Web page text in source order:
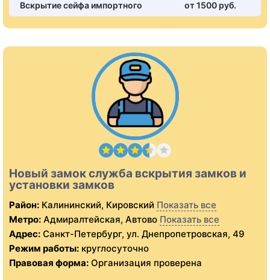
Вскрытие сейфа импортного от 1500 pуб.
Новый замок служба вскрытия замков и
установки замков
Район: Калининский, Кировский Показать все
Метро: Адмиралтейская, Автово Показать все
Адрес: Санкт-Петербург, ул. Днепропетровская, 49
Режим работы: круглосуточно
Правовая форма: Организация проверена